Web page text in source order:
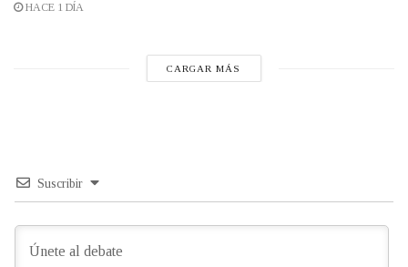
HACE 1 DÍA
CARGAR MÁS
Suscribir